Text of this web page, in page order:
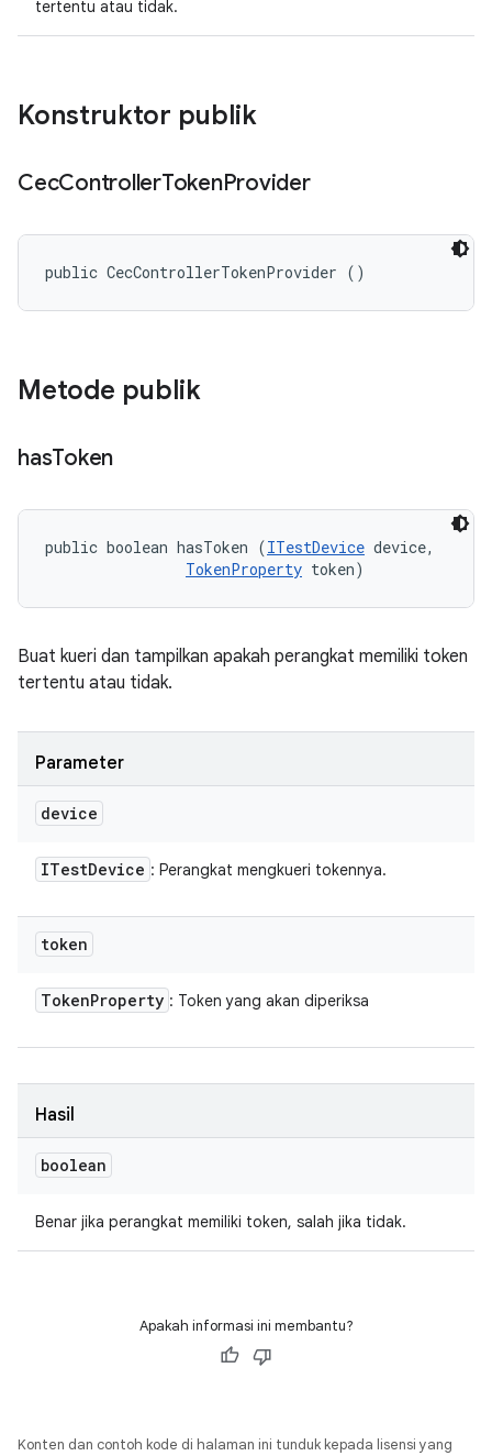
tertentu atau tidak.
Konstruktor publik
CecControllerTokenProvider
public CecControllerTokenProvider ()
Metode publik
hasToken
public boolean hasToken (ITestDevice device,
TokenProperty token)
Buat kueri dan tampilkan apakah perangkat memiliki token
tertentu atau tidak.
Parameter
device
ITestDevice : Perangkat mengkueri tokennya.
token
TokenProperty : Token yang akan diperiksa
Hasil
boolean
Benar jika perangkat memiliki token, salah jika tidak.
Apakah informasi ini membantu?
Konten dan contoh kode di halaman ini tunduk kepada lisensi yang